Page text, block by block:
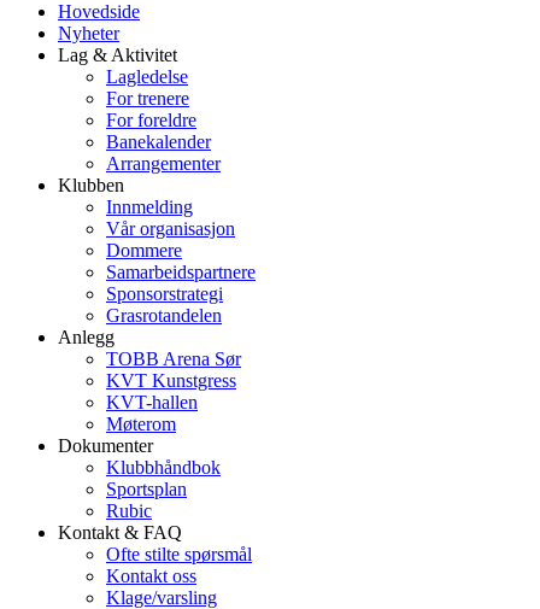
Hovedside
Nyheter
Lag & Aktivitet
Lagledelse
For trenere
For foreldre
Banekalender
Arrangementer
Klubben
Innmelding
Vår organisasjon
Dommere
Samarbeidspartnere
Sponsorstrategi
Grasrotandelen
Anlegg
TOBB Arena Sør
KVT Kunstgress
KVT-hallen
Møterom
Dokumenter
Klubbhåndbok
Sportsplan
Rubic
Kontakt & FAQ
Ofte stilte spørsmål
Kontakt oss
Klage/varsling